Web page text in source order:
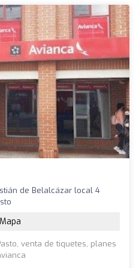
de Belalcázar local 4
Mapa
venta de tiquetes, planes